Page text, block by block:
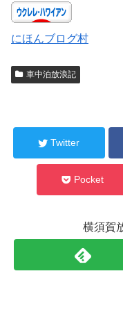
にほんブログ村
車中泊放浪記
Twitter
Pocket
横須賀